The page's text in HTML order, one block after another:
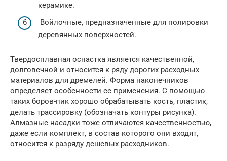
керамике.
Войлочные, предназначенные для полировки
деревянных поверхностей.
Твердосплавная оснастка является качественной,
долговечной и относится к ряду дорогих расходных
материалов для дремелей. Форма наконечников
определяет особенности ее применения. С помощью
таких боров-пик хорошо обрабатывать кость, пластик,
делать трассировку (обозначать контуры рисунка).
Алмазные насадки тоже отличаются качественностью,
даже если комплект, в состав которого они входят,
относится к разряду дешевых расходников.